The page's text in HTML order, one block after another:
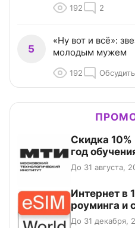
192 2
5
«Ну вот и всё»:
молодым мужем
192 Обсудить
Скидка
год
До 31 августа,
Интернет в
роуминга и
До 31 декабря,